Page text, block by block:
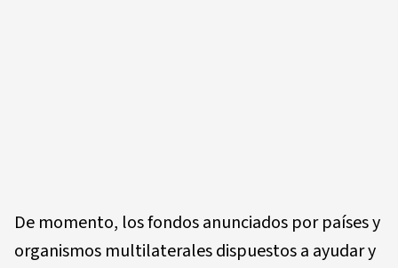
De momento, los fondos anunciados por países y
organismos multilaterales dispuestos a ayudar y